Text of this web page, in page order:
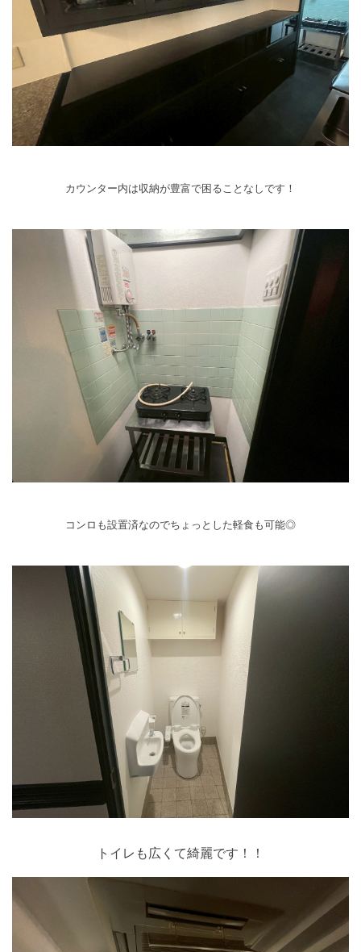
カウンター内は収納が豊富で困ることなしです！
コンロも設置済なのでちょっとした軽食も可能◎
トイレも広くて綺麗です！！